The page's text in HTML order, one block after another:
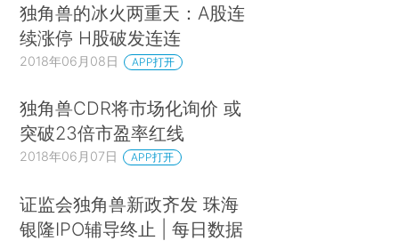
独角兽的冰火两重天：A股连
续涨停 H股破发连连
2018年06月08日 APP打开
独角兽CDR将市场化询价 或
突破23倍市盈率红线
2018年06月07日 APP打开
证监会独角兽新政齐发 珠海
银隆IPO辅导终止 | 每日数据